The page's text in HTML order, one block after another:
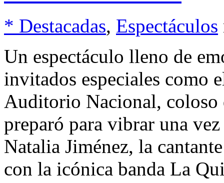
* Destacadas, Espectáculos
Un espectáculo lleno de
invitados especiales como
Auditorio Nacional, coloso
preparó para vibrar una
Natalia Jiménez, la
con la icónica banda La